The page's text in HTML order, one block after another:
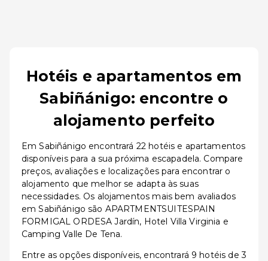
Hotéis e apartamentos em
Sabiñánigo: encontre o
alojamento perfeito
Em Sabiñánigo encontrará 22 hotéis e apartamentos
disponíveis para a sua próxima escapadela. Compare
preços, avaliações e localizações para encontrar o
alojamento que melhor se adapta às suas
necessidades. Os alojamentos mais bem avaliados
em Sabiñánigo são APARTMENTSUITESPAIN
FORMIGAL ORDESA Jardín, Hotel Villa Virginia e
Camping Valle De Tena.
Entre as opções disponíveis, encontrará 9 hotéis de 3